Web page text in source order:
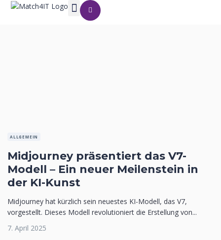
ALLGEMEIN
Midjourney präsentiert das V7-
Modell – Ein neuer Meilenstein in
der KI-Kunst
Midjourney hat kürzlich sein neuestes KI-Modell, das V7,
vorgestellt. Dieses Modell revolutioniert die Erstellung von...
7. April 2025